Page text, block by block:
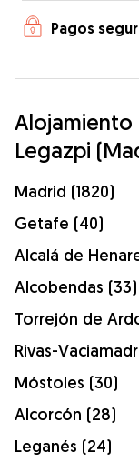
Pagos
Alojamiento
Legazpi
Madrid (1820)
Getafe (40)
Alcalá de
Alcobendas (33)
Torrejón de
Rivas-
Móstoles (30)
Alcorcón (28)
Leganés (24)